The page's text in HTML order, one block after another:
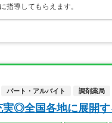
指導してもらえます。
パート・アルバイト 調剤薬局
実◎全国各地に展開